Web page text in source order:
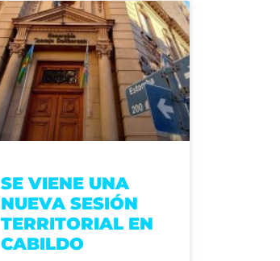
SE VIENE UNA
NUEVA SESIÓN
TERRITORIAL EN
CABILDO